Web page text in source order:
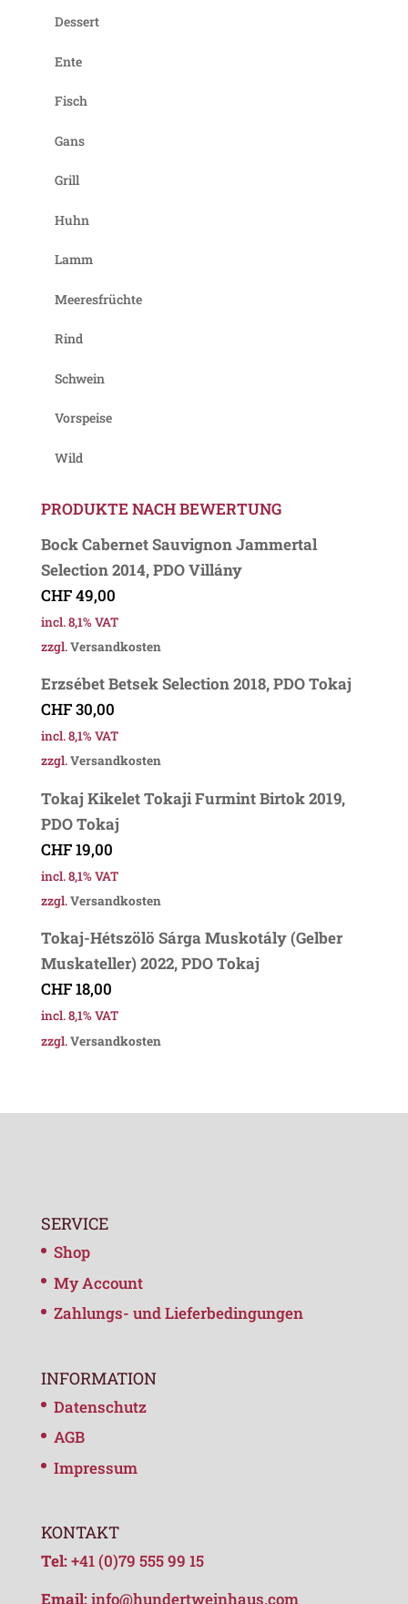
Dessert
Ente
Fisch
Gans
Grill
Huhn
Lamm
Meeresfrüchte
Rind
Schwein
Vorspeise
Wild
PRODUKTE NACH BEWERTUNG
Bock Cabernet Sauvignon Jammertal
Selection 2014, PDO Villány
CHF49,00
incl. 8,1% VAT
zzgl.Versandkosten
Erzsébet Betsek Selection 2018, PDO Tokaj
CHF30,00
incl. 8,1% VAT
zzgl.Versandkosten
Tokaj Kikelet Tokaji Furmint Birtok 2019,
PDO Tokaj
CHF19,00
incl. 8,1% VAT
zzgl.Versandkosten
Tokaj-Hétszölö Sárga Muskotály (Gelber
Muskateller) 2022, PDO Tokaj
CHF18,00
incl. 8,1% VAT
zzgl.Versandkosten
SERVICE
Shop
My Account
Zahlungs- und Lieferbedingungen
INFORMATION
Datenschutz
AGB
Impressum
KONTAKT
Tel:+41 (0)79 555 99 15
Email:info@hundertweinhaus.com